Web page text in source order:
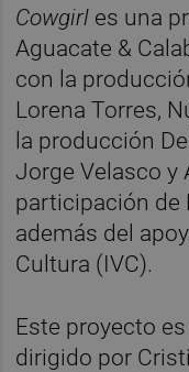
Cowgirl es una
Aguacate &
con la
Lorena Torres,
la producción
Jorge Velasco y
participación de
además del
Cultura (IVC).
Este proyecto
dirigido por